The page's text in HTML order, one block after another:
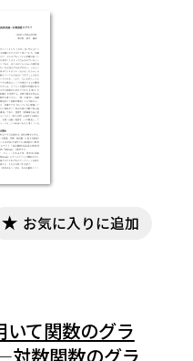
う底の変換公式
る。では，この
ないのかという
えられないのか
生徒もいるであ
性質があり，底の
といえる。本稿
る「累乗の対
活用して，log23
察する。※文中
ディタ」で作成さ
数式を正しく表示
式エディタ」が導
す。会員向け無償
お気に入りに追加
て関数のグラ
対数関数のグラ